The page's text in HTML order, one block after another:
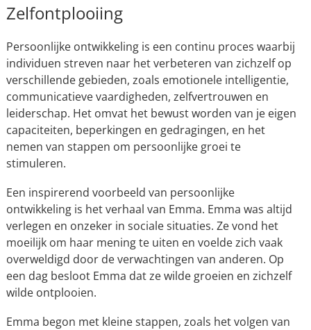
Zelfontplooiing
Persoonlijke ontwikkeling is een continu proces waarbij
individuen streven naar het verbeteren van zichzelf op
verschillende gebieden, zoals emotionele intelligentie,
communicatieve vaardigheden, zelfvertrouwen en
leiderschap. Het omvat het bewust worden van je eigen
capaciteiten, beperkingen en gedragingen, en het
nemen van stappen om persoonlijke groei te
stimuleren.
Een inspirerend voorbeeld van persoonlijke
ontwikkeling is het verhaal van Emma. Emma was altijd
verlegen en onzeker in sociale situaties. Ze vond het
moeilijk om haar mening te uiten en voelde zich vaak
overweldigd door de verwachtingen van anderen. Op
een dag besloot Emma dat ze wilde groeien en zichzelf
wilde ontplooien.
Emma begon met kleine stappen, zoals het volgen van